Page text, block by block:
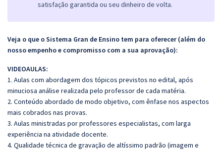
satisfação garantida ou seu dinheiro de volta.
Veja o que o Sistema Gran de Ensino tem para oferecer (além do
nosso empenho e compromisso com a sua aprovação):
VIDEOAULAS:
1. Aulas com abordagem dos tópicos previstos no edital, após
minuciosa análise realizada pelo professor de cada matéria.
2. Conteúdo abordado de modo objetivo, com ênfase nos aspectos
mais cobrados nas provas.
3. Aulas ministradas por professores especialistas, com larga
experiência na atividade docente.
4. Qualidade técnica de gravação de altíssimo padrão (imagem e